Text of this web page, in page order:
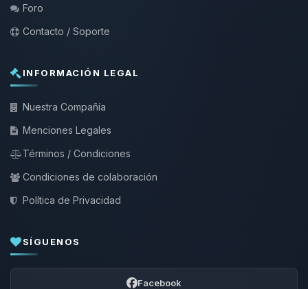
Foro
Contacto / Soporte
INFORMACIÓN LEGAL
Nuestra Compañía
Menciones Legales
Términos / Condiciones
Condiciones de colaboración
Política de Privacidad
SÍGUENOS
Facebook